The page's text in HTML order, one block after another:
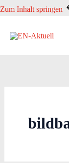
Zum Inhalt springen
Zum
springen